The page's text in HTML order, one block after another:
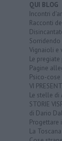
QUI BLOG
Incontri
Racconti
Vignaioli e
Le
Pagine
Psico-cose
VI
Le stelle di
STORIE
di Dario
Progettare
La